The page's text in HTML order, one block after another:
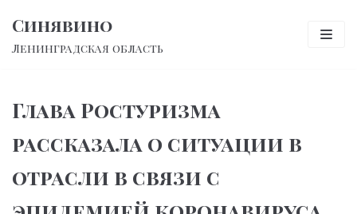
Перейти
к
Синявино
Ленинградская область
Глава Ростуризма
рассказала о ситуации в
отрасли в связи с